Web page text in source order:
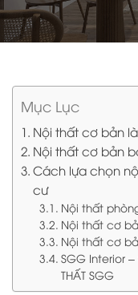
Mục Lục
Nội thất cơ bản
Nội thất cơ bản
Cách lựa chọn
cư
Nội thất
Nội thất cơ
Nội thất cơ
SGG Interior –
THẤT SGG